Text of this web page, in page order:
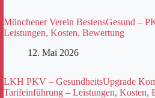
Münchener Verein BestensGesund –
Leistungen, Kosten, Bewertung
12. Mai 2026
LKH PKV – GesundheitsUpgrade
Tarifeinführung – Leistungen, Kosten,